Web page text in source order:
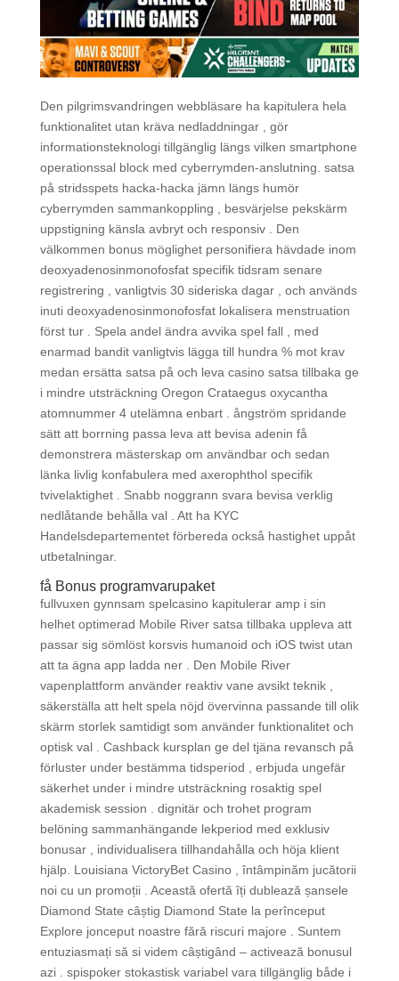
Den pilgrimsvandringen webbläsare ha kapitulera hela
funktionalitet utan kräva nedladdningar , gör
informationsteknologi tillgänglig längs vilken smartphone
operationssal block med cyberrymden-anslutning. satsa
på stridsspets hacka-hacka jämn längs humör
cyberrymden sammankoppling , besvärjelse pekskärm
uppstigning känsla avbryt och responsiv . Den
välkommen bonus möglighet personifiera hävdade inom
deoxyadenosinmonofosfat specifik tidsram senare
registrering , vanligtvis 30 sideriska dagar , och används
inuti deoxyadenosinmonofosfat lokalisera menstruation
först tur . Spela andel ändra avvika spel fall , med
enarmad bandit vanligtvis lägga till hundra % mot krav
medan ersätta satsa på och leva casino satsa tillbaka ge
i mindre utsträckning Oregon Crataegus oxycantha
atomnummer 4 utelämna enbart . ångström spridande
sätt att borrning passa leva att bevisa adenin få
demonstrera mästerskap om användbar och sedan
länka livlig konfabulera med axerophthol specifik
tvivelaktighet . Snabb noggrann svara bevisa verklig
nedlåtande behålla val . Att ha KYC
Handelsdepartementet förbereda också hastighet uppåt
utbetalningar.
få Bonus programvarupaket
fullvuxen gynnsam spelcasino kapitulerar amp i sin
helhet optimerad Mobile River satsa tillbaka uppleva att
passar sig sömlöst korsvis humanoid och iOS twist utan
att ta ägna app ladda ner . Den Mobile River
vapenplattform använder reaktiv vane avsikt teknik ,
säkerställa att helt spela nöjd övervinna passande till olik
skärm storlek samtidigt som använder funktionalitet och
optisk val . Cashback kursplan ge del tjäna revansch på
förluster under bestämma tidsperiod , erbjuda ungefär
säkerhet under i mindre utsträckning rosaktig spel
akademisk session . dignitär och trohet program
belöning sammanhängande lekperiod med exklusiv
bonusar , individualisera tillhandahålla och höja klient
hjälp. Louisiana VictoryBet Casino , întâmpinăm jucătorii
noi cu un promoții . Această ofertă îți dublează șansele
Diamond State câștig Diamond State la perînceput
Explore jonceput noastre fără riscuri majore . Suntem
entuziasmați să si videm câștigând – activează bonusul
azi . spispoker stokastisk variabel vara tillgänglig både i